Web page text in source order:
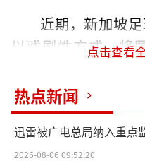
近期，新加坡
以戏剧性方式，
立下大功的新
天富贵”。除了收
国内网友，甚至专
点击查看
热点新闻
迅雷被广电总局纳入重点
2026-08-06 09:52:20